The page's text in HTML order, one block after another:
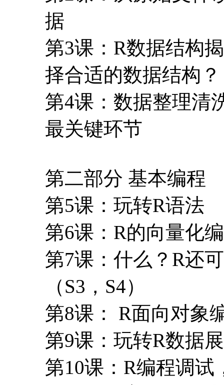
据
第3课：R数据结构
择合适的数据结构？
第4课：数据整理清
最关键环节
第二部分 基本编程
第5课：玩转R语法
第6课：R的向量化
第7课：什么？R还
（S3，S4）
第8课： R面向对象
第9课：玩转R数据
第10课：R编程调